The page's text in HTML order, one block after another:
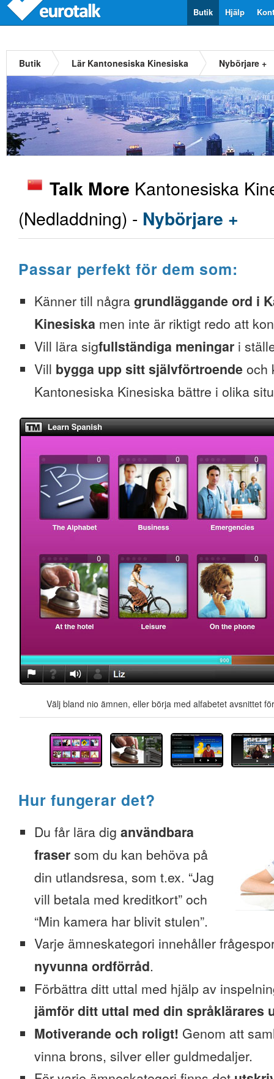
Hjälp
Butik
Butik Lär Kantonesiska Kinesiska Nybörjare +
Talk More Kantonesiska
(Nedladdning) - Nybörjare +
Passar perfekt för dem som:
Känner till några grundläggande ord i
Kinesiska men inte är riktigt redo att
Vill lära sigfullständiga meningar i
Vill bygga upp sitt självförtroende och
Kantonesiska Kinesiska bättre i olika
Välj bland nio ämnen, eller börja med alfabetet avsnittet
Hur fungerar det?
Du får lära dig användbara
fraser som du kan behöva på
din utlandsresa, som t.ex. “Jag
vill betala med kreditkort” och
“Min kamera har blivit stulen”.
Varje ämneskategori innehåller
nyvunna ordförråd.
Förbättra ditt uttal med hjälp av
jämför ditt uttal med din språklärares
Motiverande och roligt! Genom att
vinna brons, silver eller guldmedaljer.